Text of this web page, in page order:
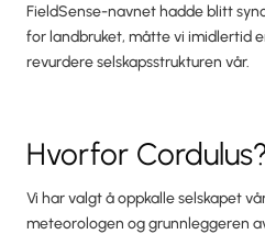
FieldSense-navnet hadde blitt
for landbruket, måtte vi imidlertid
revurdere selskapsstrukturen vår.
Hvorfor
Vi har valgt å oppkalle selskapet
meteorologen og grunnleggeren